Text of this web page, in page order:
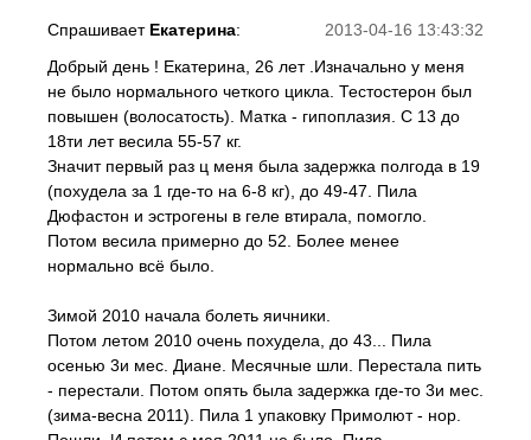
2013-04-16 13:43:32
Спрашивает Екатерина:
Добрый день ! Екатерина, 26 лет .Изначально у меня
не было нормального четкого цикла. Тестостерон был
повышен (волосатость). Матка - гипоплазия. С 13 до
18ти лет весила 55-57 кг.
Значит первый раз ц меня была задержка полгода в 19
(похудела за 1 где-то на 6-8 кг), до 49-47. Пила
Дюфастон и эстрогены в геле втирала, помогло.
Потом весила примерно до 52. Более менее
нормально всё было.
Зимой 2010 начала болеть яичники.
Потом летом 2010 очень похудела, до 43... Пила
осенью 3и мес. Диане. Месячные шли. Перестала пить
- перестали. Потом опять была задержка где-то 3и мес.
(зима-весна 2011). Пила 1 упаковку Примолют - нор.